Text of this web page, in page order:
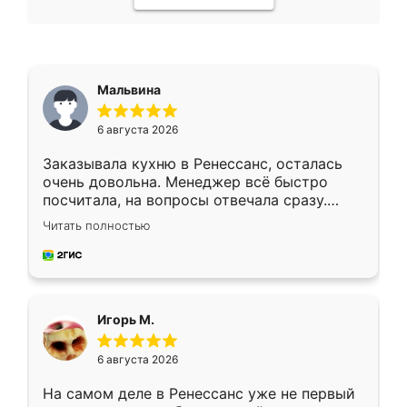
Мальвина
6 августа 2026
Заказывала кухню в Ренессанс, осталась
очень довольна. Менеджер всё быстро
посчитала, на вопросы отвечала сразу.
Замерщик приехал в субботу, подошёл к
делу со всей ответственностью. Собрали
за день, ребята работали аккуратно, даже
Читать полностью
Игорь М.
6 августа 2026
На самом деле в Ренессанс уже не первый